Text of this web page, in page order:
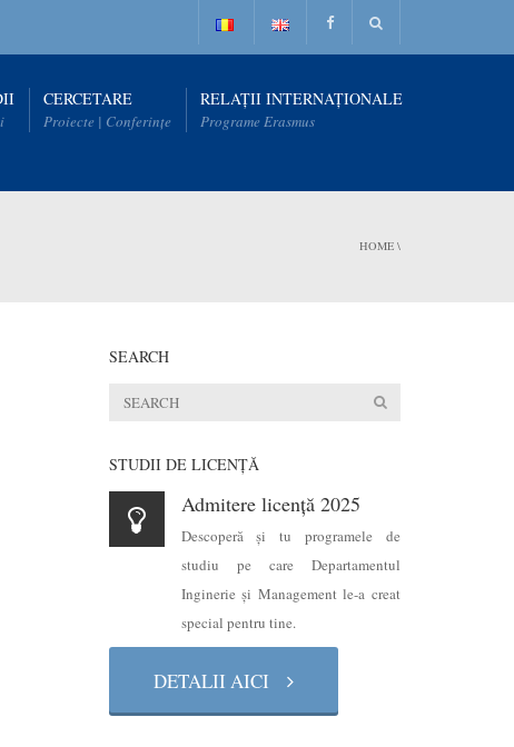
CERCETARE
Proiecte | Conferințe
RELAȚII INTERNAȚIONALE
Programe Erasmus
HOME \
SEARCH
STUDII DE LICENŢĂ
Admitere licență 2025
Descoperă şi tu programele de
studiu pe care Departamentul
Inginerie şi Management le-a creat
special pentru tine.
DETALII AICI